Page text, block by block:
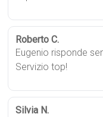
Roberto C.
Eugenio risponde
Servizio top!
Silvia N.